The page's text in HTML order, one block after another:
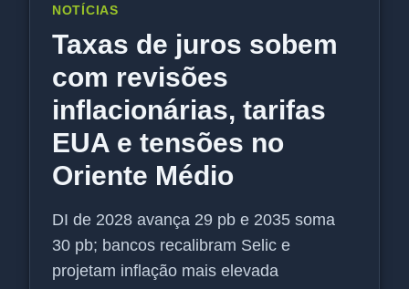
NOTÍCIAS
Taxas de juros sobem
com revisões
inflacionárias, tarifas
EUA e tensões no
Oriente Médio
DI de 2028 avança 29 pb e 2035 soma
30 pb; bancos recalibram Selic e
projetam inflação mais elevada